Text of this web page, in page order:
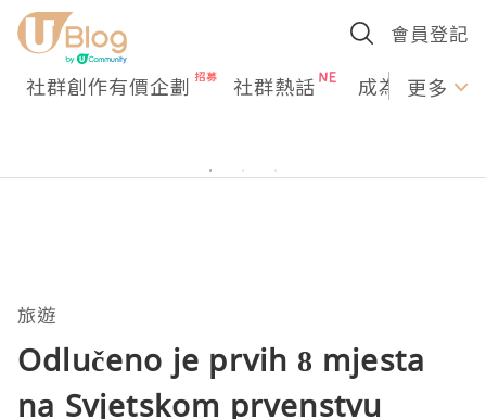
會員登記
社群創作有價企劃 社群熱話 成為U更多
旅遊
Odlučeno je prvih 8 mjesta
na Svjetskom prvenstvu